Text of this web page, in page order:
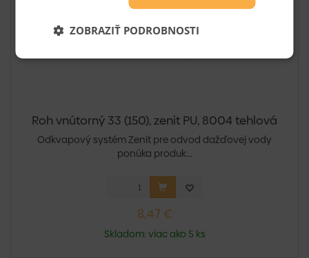
Roh vnútorný 33 (150), zenit PU, 8004 tehlová
Odkvapový systém Zenit pre odvod dažďovej vody
ponúka produk...
8,47 €
Skladom: viac ako 5 ks
ZOBRAZIŤ PODROBNOSTI